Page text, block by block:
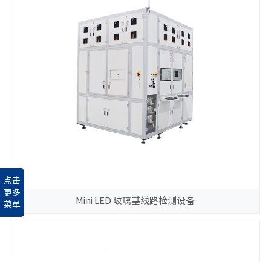
点击
更多
菜单
Mini LED 玻璃基线路检测设备